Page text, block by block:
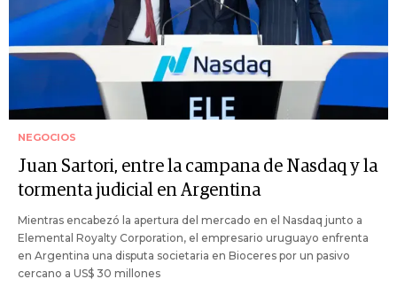
NEGOCIOS
Juan Sartori, entre la campana de Nasdaq y la
tormenta judicial en Argentina
Mientras encabezó la apertura del mercado en el Nasdaq junto a
Elemental Royalty Corporation, el empresario uruguayo enfrenta
en Argentina una disputa societaria en Bioceres por un pasivo
cercano a US$ 30 millones